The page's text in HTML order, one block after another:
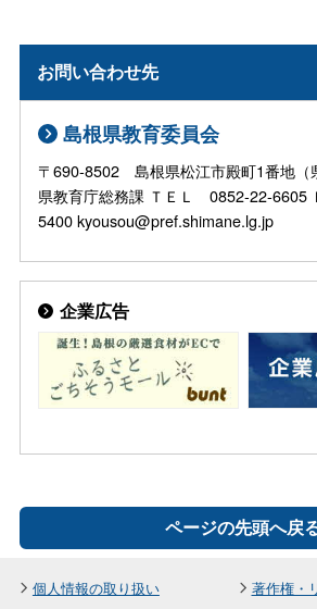
お問い合わせ先
島根県教育委員会
〒690-8502 島根県松江市殿町1番地（
県教育庁総務課 ＴＥＬ 0852-22-
5400 kyousou@pref.shimane.lg.jp
企業広告
ページの先頭へ戻
個人情報の取り扱い 著作権・